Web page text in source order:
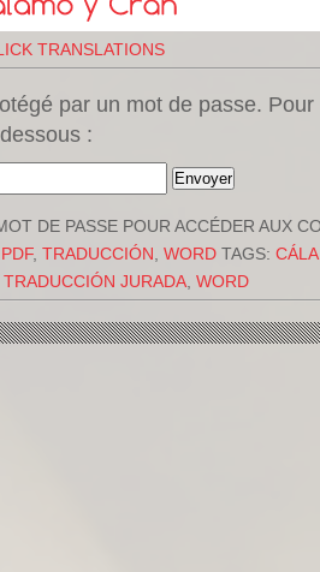
TRANSLATIONS
par un mot de passe.
:
DE PASSE POUR ACCÉDER AUX
PDF, TRADUCCIÓN WORD TAGS:
TRADUCCIÓN JURADA WORD